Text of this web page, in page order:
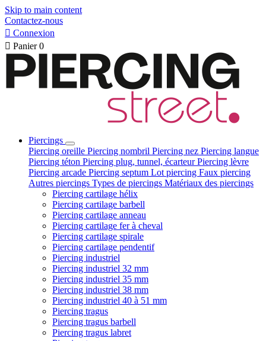
Skip to main content
Contactez-nous
 Connexion
 Panier 0
Piercings
Piercing oreille Piercing nombril Piercing nez Piercing langue
Piercing téton Piercing plug, tunnel, écarteurPiercing lèvre
Piercing arcade Piercing septum Lot piercing Faux piercing
Autres piercings Types de piercings Matériaux des piercings
Piercing cartilage hélix
Piercing cartilage barbell
Piercing cartilage anneau
Piercing cartilage fer à cheval
Piercing cartilage spirale
Piercing cartilage pendentif
Piercing industriel
Piercing industriel 32 mm
Piercing industriel 35 mm
Piercing industriel 38 mm
Piercing industriel 40 à 51 mm
Piercing tragus
Piercing tragus barbell
Piercing tragus labret